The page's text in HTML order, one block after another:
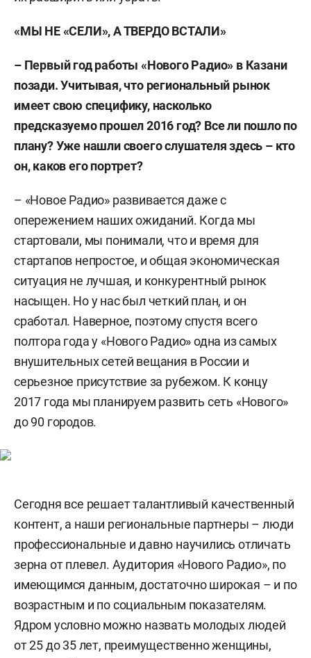
«МЫ НЕ «СЕЛИ», А ТВЕРДО ВСТАЛИ»
– Первый год работы «Нового Радио» в Казани
позади. Учитывая, что региональный рынок
имеет свою специфику, насколько
предсказуемо прошел 2016 год? Все ли пошло по
плану? Уже нашли своего слушателя здесь – кто
он, каков его портрет?
– «Новое Радио» развивается даже с
опережением наших ожиданий. Когда мы
стартовали, мы понимали, что и время для
стартапов непростое, и общая экономическая
ситуация не лучшая, и конкурентный рынок
насыщен. Но у нас был четкий план, и он
сработал. Наверное, поэтому спустя всего
полтора года у «Нового Радио» одна из самых
внушительных сетей вещания в России и
серьезное присутствие за рубежом. К концу
2017 года мы планируем развить сеть «Нового»
до 90 городов.
Сегодня все решает талантливый качественный
контент, а наши региональные партнеры – люди
профессиональные и давно научились отличать
зерна от плевел. Аудитория «Нового Радио», по
имеющимся данным, достаточно широкая – и по
возрастным и по социальным показателям.
Ядром условно можно назвать молодых людей
от 25 до 35 лет, преимущественно женщины,